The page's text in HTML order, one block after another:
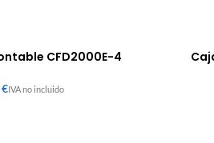
CFD2000E-4
€